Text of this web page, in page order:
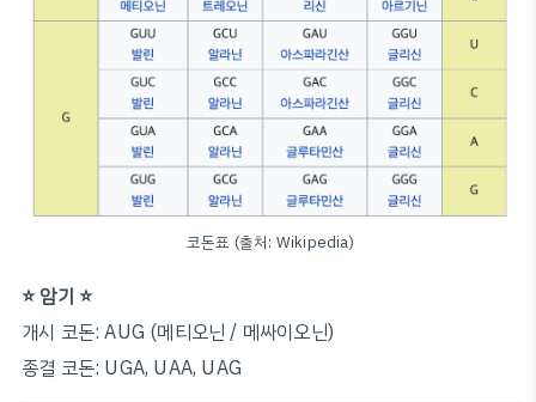
코돈표 (출처: Wikipedia)
⭐️ 암기 ⭐️
개시 코돈: AUG (메티오닌 / 메싸이오닌)
종결 코돈: UGA, UAA, UAG